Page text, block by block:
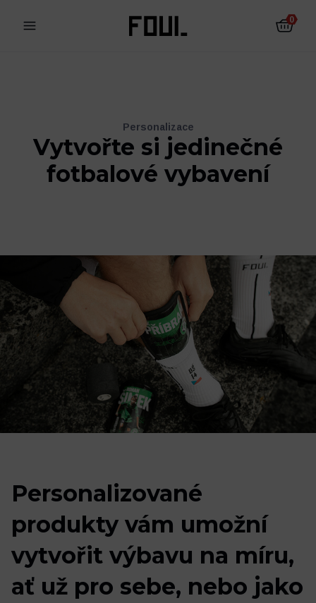
0
Fotbalové chrániče Ponožky
Oblečení Trénink a regenerace
Personalizace
Vytvořte si jedinečné
fotbalové vybavení
Personalizované produkty vám umožní vytvořit výbavu na
Personalizované
produkty vám umožní
vytvořit výbavu na míru,
ať už pro sebe, nebo jako